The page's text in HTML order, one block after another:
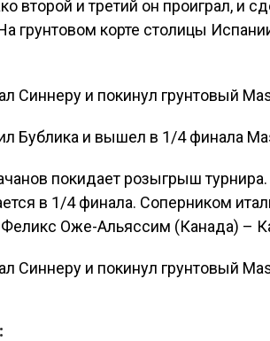
второй и третий он проиграл, и
грунтовом корте столицы
Бублика и вышел в 1/4 финала
покидает розыгрыш
в 1/4 финала. Соперником
Оже-Альяссим (Канада) –